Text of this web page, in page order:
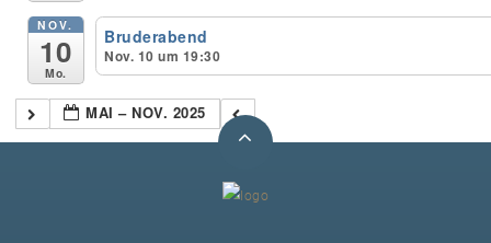
NOV.
10
Mo.
Bruderabend
Nov. 10 um 19:30
MAI – NOV. 2025